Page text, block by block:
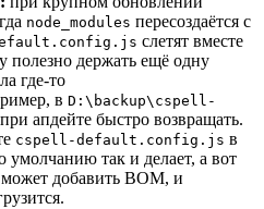
node_modules пересоздаётся с
слетят вместе
полезно держать ещё одну
где-то
в D:\backup\cspell-
апдейте быстро возвращать.
cspell-default.config.js в
так и делает, а вот
добавить BOM, и